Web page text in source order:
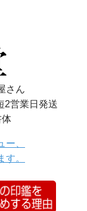
さん
2営業日発送
体
、
。